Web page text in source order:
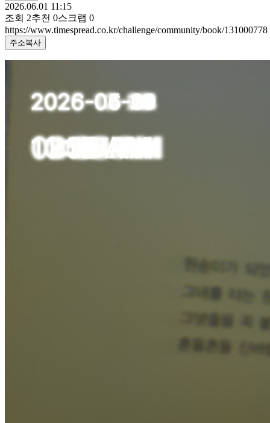
2026.06.01 11:15
조회 2추천 0스크랩 0
https://www.timespread.co.kr/challenge/community/book/131000778
주소복사